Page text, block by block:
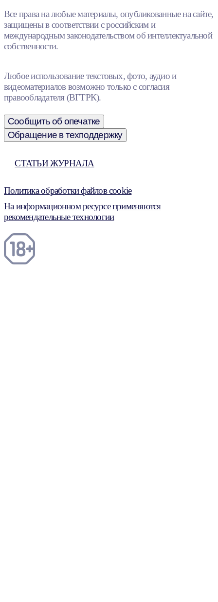
Все права на любые материалы, опубликованные на сайте,
защищены в соответствии с российским и
международным законодательством об интеллектуальной
собственности.
Любое использование текстовых, фото, аудио и
видеоматериалов возможно только с согласия
правообладателя (ВГТРК).
Сообщить об опечатке
Обращение в техподдержку
СТАТЬИ ЖУРНАЛА
Политика обработки файлов cookie
На информационном ресурсе применяются
рекомендательные технологии